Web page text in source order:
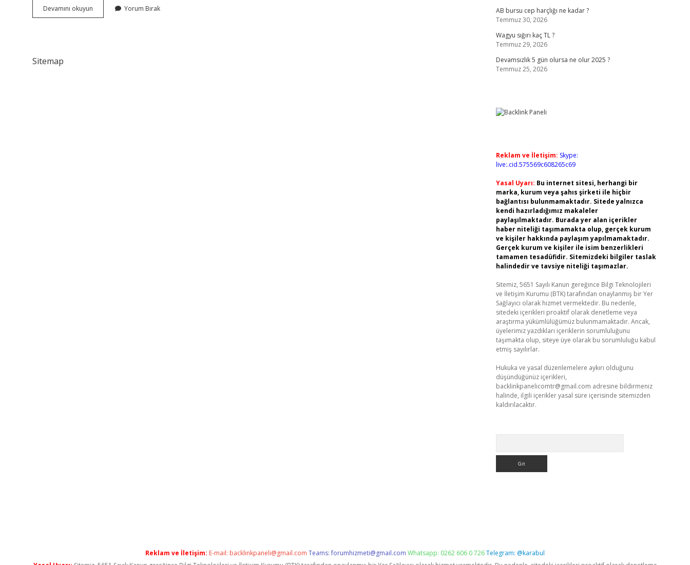
Devamını okuyun Sevişmek
Regli
Yorum Bırak
Sitemap
AB bursu cep harçlığı ne kadar ?
Temmuz 30, 2026
Wagyu sığırı kaç TL ?
Temmuz 29, 2026
Devamsızlık 5 gün olursa ne olur 2025 ?
Temmuz 25, 2026
Reklam ve İletişim: Skype:
live:.cid.575569c608265c69
Yasal Uyarı: Bu internet sitesi, herhangi bir
marka, kurum veya şahıs şirketi ile hiçbir
bağlantısı bulunmamaktadır. Sitede yalnızca
kendi hazırladığımız makaleler
paylaşılmaktadır. Burada yer alan içerikler
haber niteliği taşımamakta olup, gerçek kurum
ve kişiler hakkında paylaşım yapılmamaktadır.
Gerçek kurum ve kişiler ile isim benzerlikleri
tamamen tesadüfidir. Sitemizdeki bilgiler taslak
halindedir ve tavsiye niteliği taşımazlar.
Sitemiz, 5651 Sayılı Kanun gereğince Bilgi Teknolojileri
ve İletişim Kurumu (BTK) tarafından onaylanmış bir Yer
Sağlayıcı olarak hizmet vermektedir. Bu nedenle,
sitedeki içerikleri proaktif olarak denetleme veya
araştırma yükümlülüğümüz bulunmamaktadır. Ancak,
üyelerimiz yazdıkları içeriklerin sorumluluğunu
taşımakta olup, siteye üye olarak bu sorumluluğu kabul
etmiş sayılırlar.
Hukuka ve yasal düzenlemelere aykırı olduğunu
düşündüğünüz içerikleri,
backlinkpanelicomtr@gmail.com adresine bildirmeniz
halinde, ilgili içerikler yasal süre içerisinde sitemizden
kaldırılacaktır.
Reklam ve İletişim: E-mail: backlinkpaneli@gmail.com Teams:forumhizmeti@gmail.com Whatsapp: 0262 606 0 726Telegram: @karabul